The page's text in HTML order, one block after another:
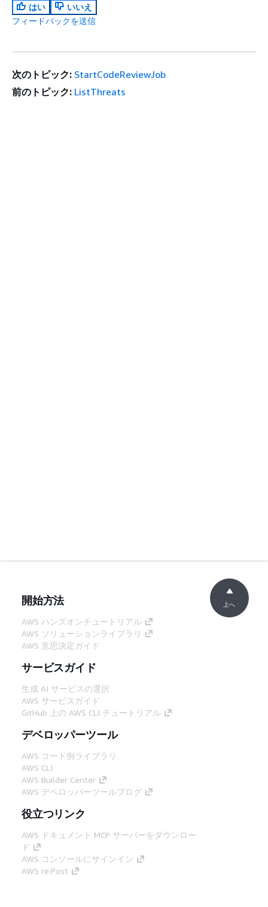
はい
いいえ
フィードバックを送信
次のトピック: StartCodeReviewJob
前のトピック: ListThreats
開始方法
AWS ハンズオンチュートリアル
AWS ソリューションライブラリ
AWS 意思決定ガイド
サービスガイド
生成 AI サービスの選択
AWS サービスガイド
GitHub 上の AWS CLI チュートリアル
デベロッパーツール
AWS コード例ライブラリ
AWS CLI
AWS Builder Center
AWS デベロッパーツールブログ
役立つリンク
AWS ドキュメント MCP サーバーをダウンロー
ド
AWS コンソールにサインイン
AWS re:Post
上へ